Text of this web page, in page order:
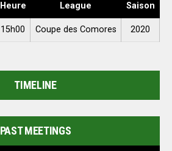
Heure League Saison
15h00 Coupe des Comores 2020
TIMELINE
PAST MEETINGS